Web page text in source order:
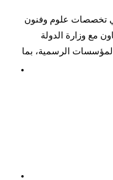
في تخصصات علوم وفنون
مع وزارة الدولة
بالمؤسسات الرسمية، بما